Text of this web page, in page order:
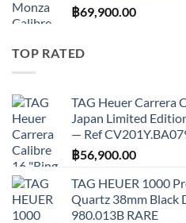
฿69,900.00
TOP RATED
TAG Heuer Carrera
Japan Limited
— Ref
฿56,900.00
TAG HEUER 1000
Quartz 38mm Black
980.013B RARE